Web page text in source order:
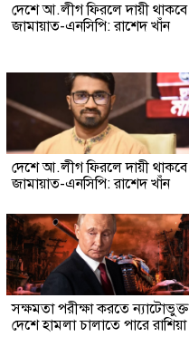
দেশে আ.লীগ ফিরলে দায়ী থাকবে
জামায়াত-এনসিপি: রাশেদ খাঁন
দেশে আ.লীগ ফিরলে দায়ী থাকবে
জামায়াত-এনসিপি: রাশেদ খাঁন
সক্ষমতা পরীক্ষা করতে ন্যাটোভুক্ত
দেশে হামলা চালাতে পারে রাশিয়া